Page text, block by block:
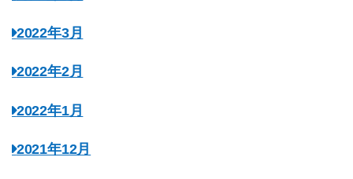
2022年3月
2022年2月
2022年1月
2021年12月